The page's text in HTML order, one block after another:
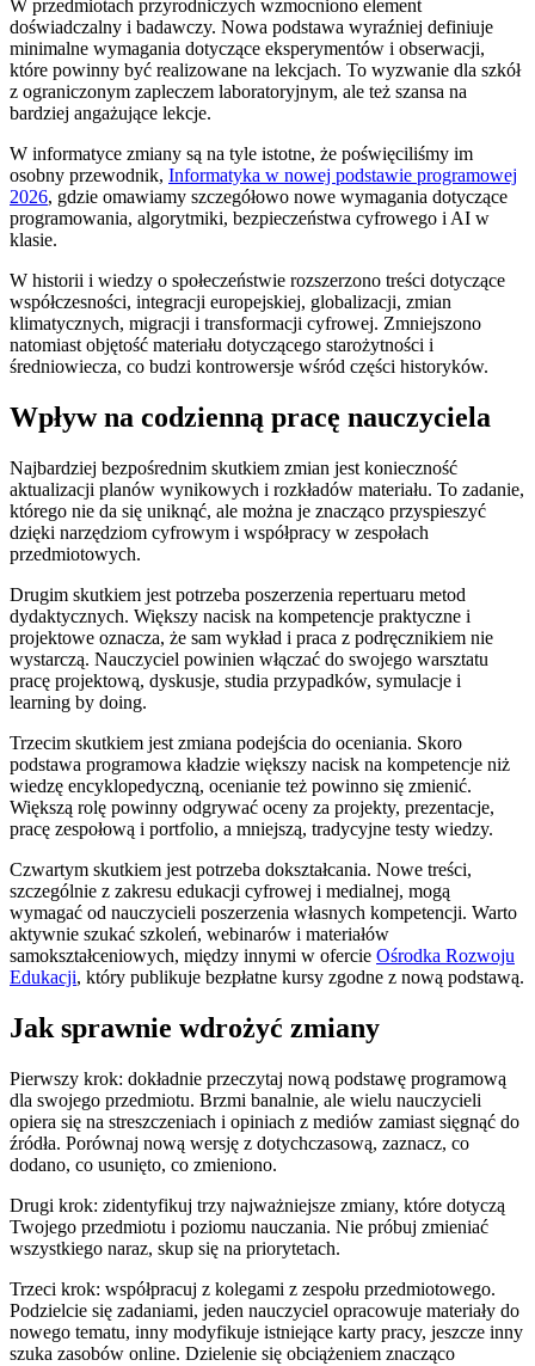
W przedmiotach przyrodniczych wzmocniono element
doświadczalny i badawczy. Nowa podstawa wyraźniej definiuje
minimalne wymagania dotyczące eksperymentów i obserwacji,
które powinny być realizowane na lekcjach. To wyzwanie dla szkół
z ograniczonym zapleczem laboratoryjnym, ale też szansa na
bardziej angażujące lekcje.
W informatyce zmiany są na tyle istotne, że poświęciliśmy im
osobny przewodnik, Informatyka w nowej podstawie programowej
2026, gdzie omawiamy szczegółowo nowe wymagania dotyczące
programowania, algorytmiki, bezpieczeństwa cyfrowego i AI w
klasie.
W historii i wiedzy o społeczeństwie rozszerzono treści dotyczące
współczesności, integracji europejskiej, globalizacji, zmian
klimatycznych, migracji i transformacji cyfrowej. Zmniejszono
natomiast objętość materiału dotyczącego starożytności i
średniowiecza, co budzi kontrowersje wśród części historyków.
Wpływ na codzienną pracę nauczyciela
Najbardziej bezpośrednim skutkiem zmian jest konieczność
aktualizacji planów wynikowych i rozkładów materiału. To zadanie,
którego nie da się uniknąć, ale można je znacząco przyspieszyć
dzięki narzędziom cyfrowym i współpracy w zespołach
przedmiotowych.
Drugim skutkiem jest potrzeba poszerzenia repertuaru metod
dydaktycznych. Większy nacisk na kompetencje praktyczne i
projektowe oznacza, że sam wykład i praca z podręcznikiem nie
wystarczą. Nauczyciel powinien włączać do swojego warsztatu
pracę projektową, dyskusje, studia przypadków, symulacje i
learning by doing.
Trzecim skutkiem jest zmiana podejścia do oceniania. Skoro
podstawa programowa kładzie większy nacisk na kompetencje niż
wiedzę encyklopedyczną, ocenianie też powinno się zmienić.
Większą rolę powinny odgrywać oceny za projekty, prezentacje,
pracę zespołową i portfolio, a mniejszą, tradycyjne testy wiedzy.
Czwartym skutkiem jest potrzeba dokształcania. Nowe treści,
szczególnie z zakresu edukacji cyfrowej i medialnej, mogą
wymagać od nauczycieli poszerzenia własnych kompetencji. Warto
aktywnie szukać szkoleń, webinarów i materiałów
samokształceniowych, między innymi w ofercie Ośrodka Rozwoju
Edukacji, który publikuje bezpłatne kursy zgodne z nową podstawą.
Jak sprawnie wdrożyć zmiany
Pierwszy krok: dokładnie przeczytaj nową podstawę programową
dla swojego przedmiotu. Brzmi banalnie, ale wielu nauczycieli
opiera się na streszczeniach i opiniach z mediów zamiast sięgnąć do
źródła. Porównaj nową wersję z dotychczasową, zaznacz, co
dodano, co usunięto, co zmieniono.
Drugi krok: zidentyfikuj trzy najważniejsze zmiany, które dotyczą
Twojego przedmiotu i poziomu nauczania. Nie próbuj zmieniać
wszystkiego naraz, skup się na priorytetach.
Trzeci krok: współpracuj z kolegami z zespołu przedmiotowego.
Podzielcie się zadaniami, jeden nauczyciel opracowuje materiały do
nowego tematu, inny modyfikuje istniejące karty pracy, jeszcze inny
szuka zasobów online. Dzielenie się obciążeniem znacząco